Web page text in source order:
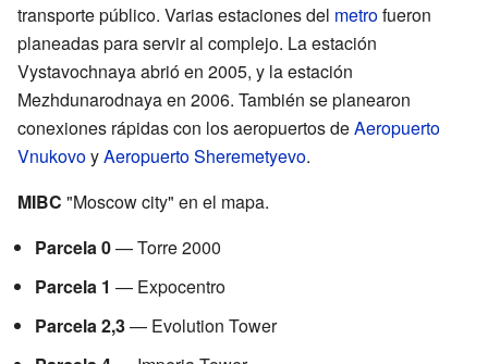
transporte público. Varias estaciones del metrofueron
planeadas para servir al complejo. La estación
Vystavochnaya abrió en 2005, y la estación
Mezhdunarodnaya en 2006. También se planearon
conexiones rápidas con los aeropuertos deAeropuerto
VnukovoyAeropuerto Sheremetyevo.
MIBC "Moscow city" en el mapa.
Parcela 0— Torre 2000
Parcela 1 — Expocentro
Parcela 2,3— Evolution Tower